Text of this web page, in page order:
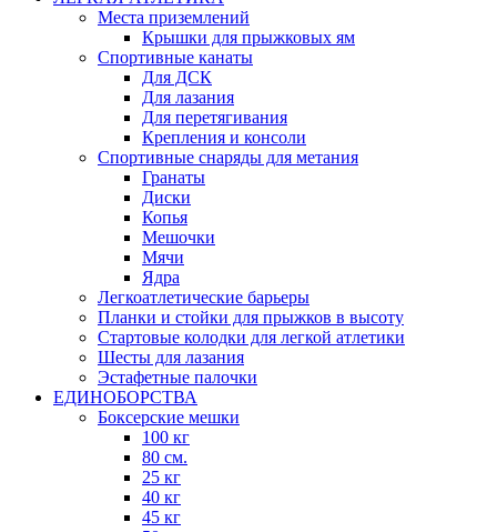
Места приземлений
Крышки для прыжковых ям
Спортивные канаты
Для ДСК
Для лазания
Для перетягивания
Крепления и консоли
Спортивные снаряды для метания
Гранаты
Диски
Копья
Мешочки
Мячи
Ядра
Легкоатлетические барьеры
Планки и стойки для прыжков в высоту
Стартовые колодки для легкой атлетики
Шесты для лазания
Эстафетные палочки
ЕДИНОБОРСТВА
Боксерские мешки
100 кг
80 см.
25 кг
40 кг
45 кг